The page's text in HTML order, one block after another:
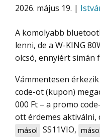
2026. május 19. |
A komolyabb
lenni, de a W-KING
olcsó, ennyiért simán
Vámmentesen érkezik ingyen szállítással és promo
code-ot (kupon)
000 Ft – a promo
ott érdemes aktiválni,
másol SS11VIO, másol